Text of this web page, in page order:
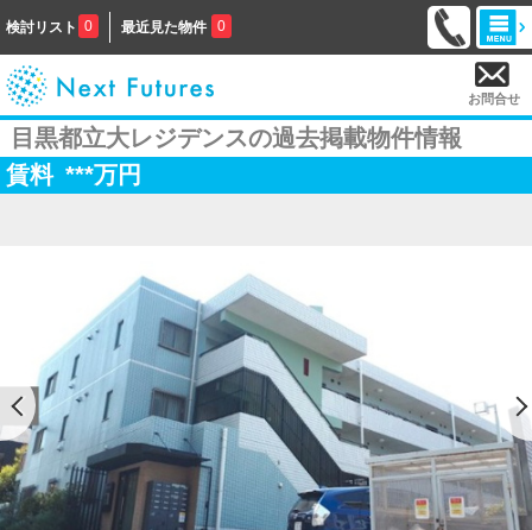
検討リスト 0 最近見た物件 0
お問合せ
目黒都立大レジデンスの過去掲載物件情報
賃料 ***万円